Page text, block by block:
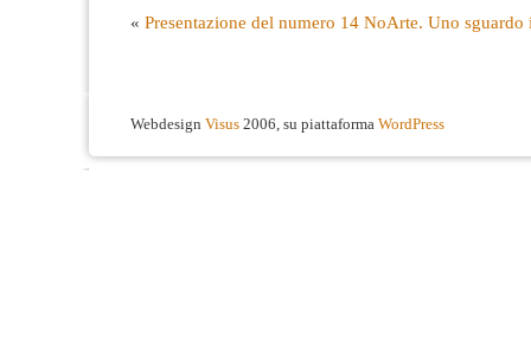
« Presentazione del numero 14 NoArte. Uno sguardo
Webdesign Visus 2006, su piattaforma WordPress